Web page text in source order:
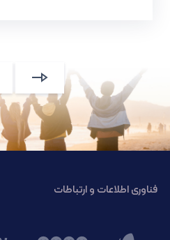
فناوری اطلاعات و ارتباطات